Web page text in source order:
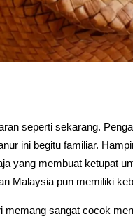
seperti sekarang.
ini begitu familiar.
yang membuat ketupat
Malaysia pun memiliki
sangat cocok